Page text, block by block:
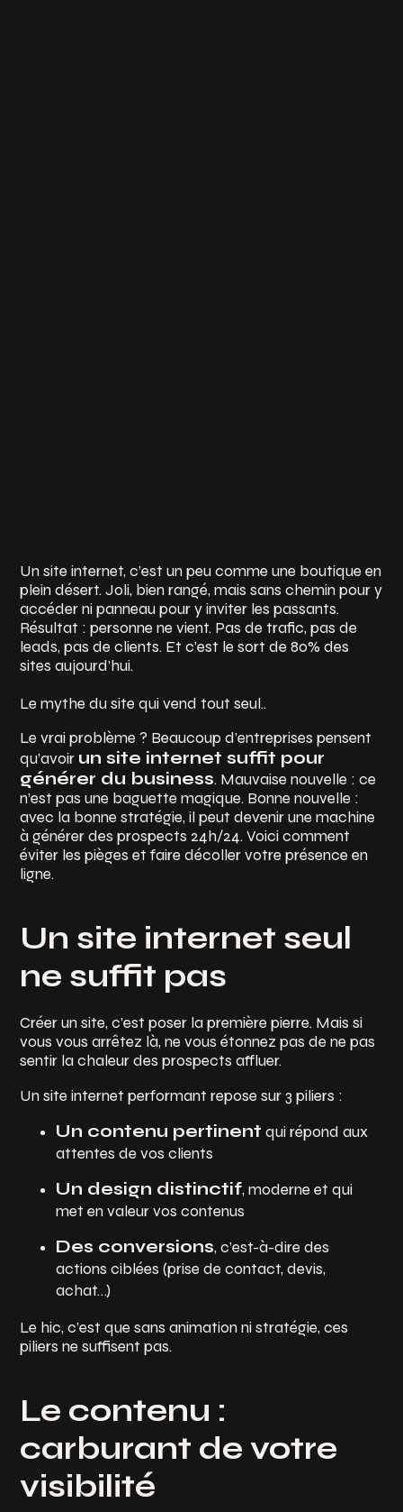
Un site internet, c’est un peu comme une boutique en
plein désert. Joli, bien rangé, mais sans chemin pour y
accéder ni panneau pour y inviter les passants.
Résultat : personne ne vient. Pas de trafic, pas de
leads, pas de clients. Et c’est le sort de 80% des
sites aujourd’hui.
Le mythe du site qui vend tout seul..
Le vrai problème ? Beaucoup d’entreprises pensent
qu’avoir un site internet suffit pour
générer du business. Mauvaise nouvelle : ce
n’est pas une baguette magique. Bonne nouvelle :
avec la bonne stratégie, il peut devenir une machine
à générer des prospects 24h/24. Voici comment
éviter les pièges et faire décoller votre présence en
ligne.
Un site internet seul
ne suffit pas
Créer un site, c’est poser la première pierre. Mais si
vous vous arrêtez là, ne vous étonnez pas de ne pas
sentir la chaleur des prospects affluer.
Un site internet performant repose sur 3 piliers :
Un contenu pertinent qui répond aux
attentes de vos clients
Un design distinctif, moderne et qui
met en valeur vos contenus
Des conversions, c’est-à-dire des
actions ciblées (prise de contact, devis,
achat…)
Le hic, c’est que sans animation ni stratégie, ces
piliers ne suffisent pas.
Le contenu :
carburant de votre
visibilité